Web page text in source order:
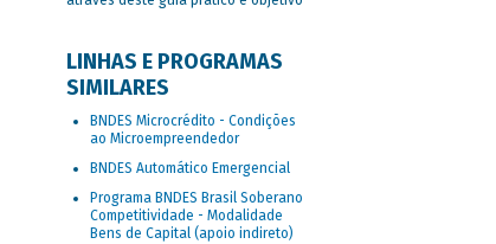
LINHAS E PROGRAMAS
SIMILARES
BNDES Microcrédito - Condições
ao Microempreendedor
BNDES Automático Emergencial
Programa BNDES Brasil Soberano
Competitividade - Modalidade
Bens de Capital (apoio indireto)